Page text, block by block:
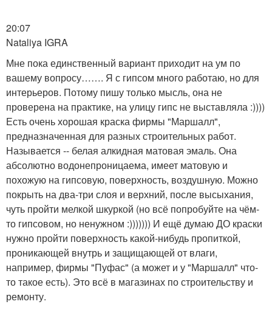
20:07
Nataliya IGRA
Мне пока единственный вариант приходит на ум по
вашему вопросу……. Я с гипсом много работаю, но для
интерьеров. Потому пишу только мысль, она не
проверена на практике, на улицу гипс не выставляла :))))
Есть очень хорошая краска фирмы "Маршалл",
предназначенная для разных строительных работ.
Называется -- белая алкидная матовая эмаль. Она
абсолютно водонепроницаема, имеет матовую и
похожую на гипсовую, поверхность, воздушную. Можно
покрыть на два-три слоя и верхний, после высыхания,
чуть пройти мелкой шкуркой (но всё попробуйте на чём-
то гипсовом, но ненужном :))))))) И ещё думаю ДО краски
нужно пройти поверхность какой-нибудь пропиткой,
проникающей внутрь и защищающей от влаги,
например, фирмы "Пуфас" (а может и у "Маршалл" что-
то такое есть). Это всё в магазинах по строительству и
ремонту.